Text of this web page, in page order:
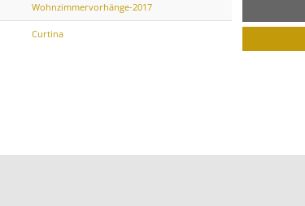
Wohnzimmervorhänge-2017
Curtina